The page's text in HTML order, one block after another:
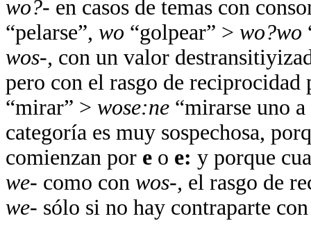
wo?- en casos de temas con
“pelarse”, wo “golpear” > wo?wo
wos-, con un valor
pero con el rasgo de
“mirar” > wose:ne “mirarse uno
categoría es muy sospechosa,
comienzan por e o e: y porque
we- como con wos-, el rasgo de
we- sólo si no hay contraparte